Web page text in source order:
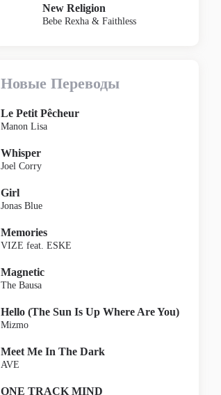
New Religion
Bebe Rexha & Faithless
Новые Переводы
Le Petit Pêcheur
Manon Lisa
Whisper
Joel Corry
Girl
Jonas Blue
Memories
VIZE feat. ESKE
Magnetic
The Bausa
Hello (The Sun Is Up Where Are You)
Mizmo
Meet Me In The Dark
AVE
ONE TRACK MIND